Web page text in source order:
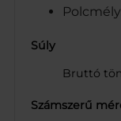
Súly
Bruttó
Számszerű